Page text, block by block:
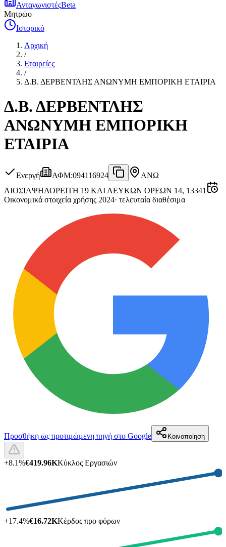
ΑνταγωνιστέςBeta
Μητρώο
Ιστορικό
Αρχική
/
Εταιρείες
/
Δ.Β. ΔΕΡΒΕΝΤΛΗΣ ΑΝΩΝΥΜΗ ΕΜΠΟΡΙΚΗ ΕΤΑΙΡΙΑ
Δ.Β. ΔΕΡΒΕΝΤΛΗΣ
ΑΝΩΝΥΜΗ ΕΜΠΟΡΙΚΗ
ΕΤΑΙΡΙΑ
Ενεργή ΑΦΜ:094116924
ΑΝΩ
ΛΙΟΣΙΑΨΗΛΟΡΕΙΤΗ 19 ΚΑΙ ΛΕΥΚΩΝ ΟΡΕΩΝ 14, 13341
Οικονομικά στοιχεία χρήσης 2024· τελευταία διαθέσιμα
Προσθήκη ως προτιμώμενη πηγή στο Google Κοινοποίηση
+8.1%€419.96KΚύκλος Εργασιών
+17.4%€16.72KΚέρδος προ φόρων